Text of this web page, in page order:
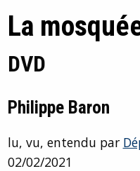
La
DVD
Philippe Baron
lu, vu, entendu par
02/02/2021